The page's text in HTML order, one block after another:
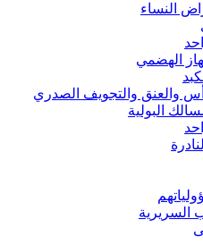
النساء
الهضمي
والعنق والتجويف الصدري
البولية
السريرية